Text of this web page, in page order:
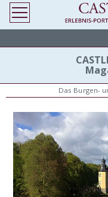
> Parks und Gärten
Das Burgen-